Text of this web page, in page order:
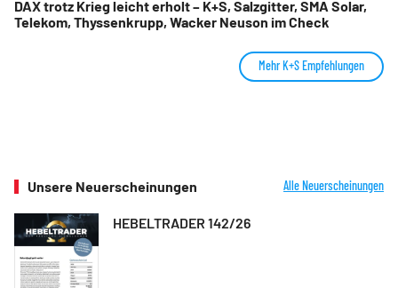
DAX trotz Krieg leicht erholt – K+S, Salzgitter, SMA Solar,
Telekom, Thyssenkrupp, Wacker Neuson im Check
Mehr K+S Empfehlungen
Unsere Neuerscheinungen Alle Neuerscheinungen
HEBELTRADER 142/26